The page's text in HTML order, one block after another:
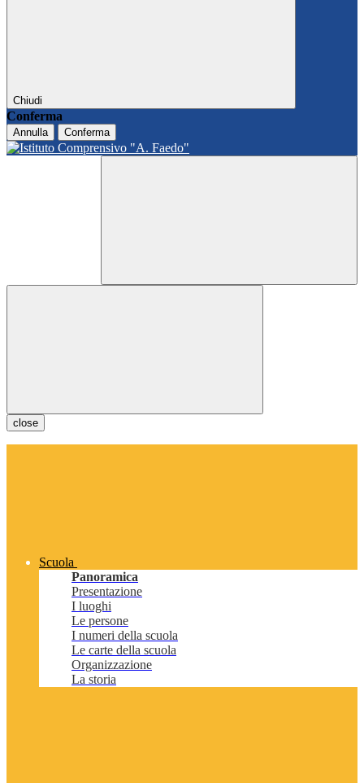
Chiudi
Conferma
Annulla Conferma
close
Scuola
Panoramica
Presentazione
I luoghi
Le persone
I numeri della scuola
Le carte della scuola
Organizzazione
La storia